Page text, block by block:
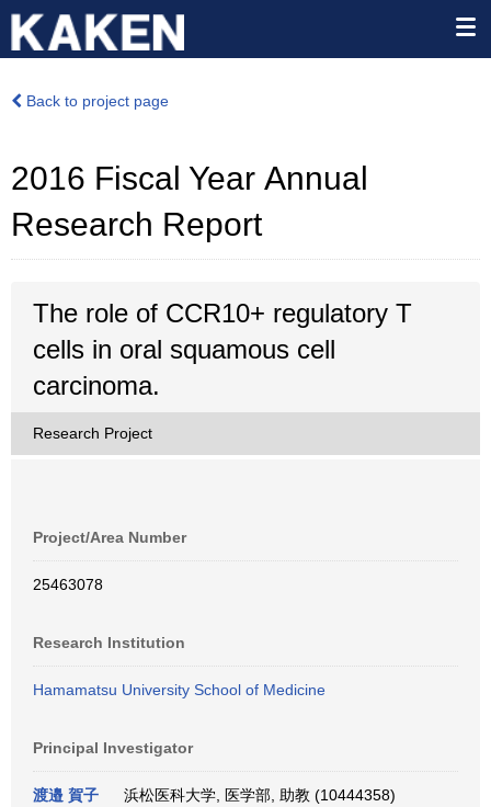
Back to project page
2016 Fiscal Year Annual
Research Report
The role of CCR10+ regulatory T
cells in oral squamous cell
carcinoma.
Research Project
Project/Area Number
25463078
Research Institution
Hamamatsu University School of Medicine
Principal Investigator
渡邉 賀子 浜松医科大学, 医学部, 助教 (10444358)